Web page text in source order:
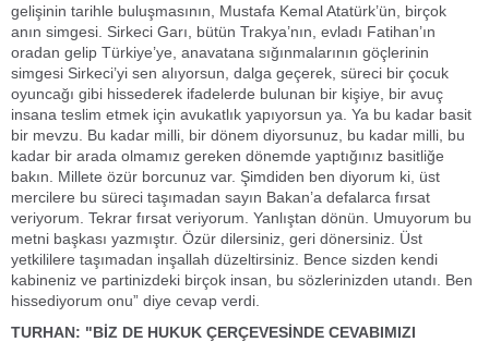
gelişinin tarihle buluşmasının, Mustafa Kemal Atatürk’ün, birçok
anın simgesi. Sirkeci Garı, bütün Trakya’nın, evladı Fatihan’ın
oradan gelip Türkiye’ye, anavatana sığınmalarının göçlerinin
simgesi Sirkeci’yi sen alıyorsun, dalga geçerek, süreci bir çocuk
oyuncağı gibi hissederek ifadelerde bulunan bir kişiye, bir avuç
insana teslim etmek için avukatlık yapıyorsun ya. Ya bu kadar basit
bir mevzu. Bu kadar milli, bir dönem diyorsunuz, bu kadar milli, bu
kadar bir arada olmamız gereken dönemde yaptığınız basitliğe
bakın. Millete özür borcunuz var. Şimdiden ben diyorum ki, üst
mercilere bu süreci taşımadan sayın Bakan’a defalarca fırsat
veriyorum. Tekrar fırsat veriyorum. Yanlıştan dönün. Umuyorum bu
metni başkası yazmıştır. Özür dilersiniz, geri dönersiniz. Üst
yetkililere taşımadan inşallah düzeltirsiniz. Bence sizden kendi
kabineniz ve partinizdeki birçok insan, bu sözlerinizden utandı. Ben
hissediyorum onu” diye cevap verdi.
TURHAN: "BİZ DE HUKUK ÇERÇEVESİNDE CEVABIMIZI